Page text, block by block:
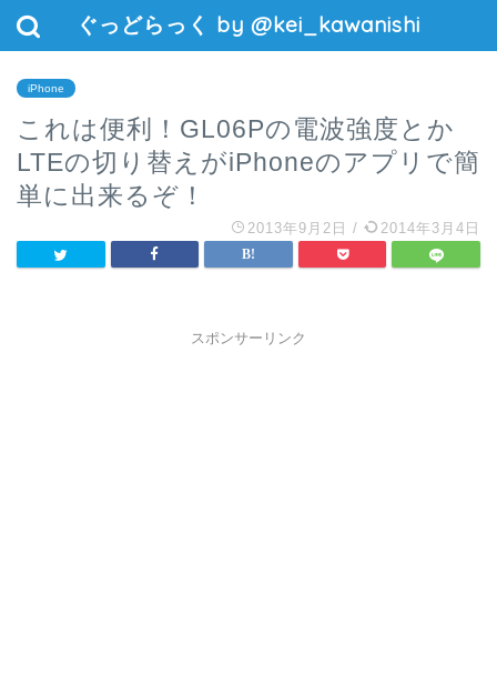
ぐっどらっく by @kei_kawanishi
iPhone
これは便利！GL06Pの電波強度とか
LTEの切り替えがiPhoneのアプリで簡
単に出来るぞ！
2013年9月2日 / 2014年3月4日
スポンサーリンク